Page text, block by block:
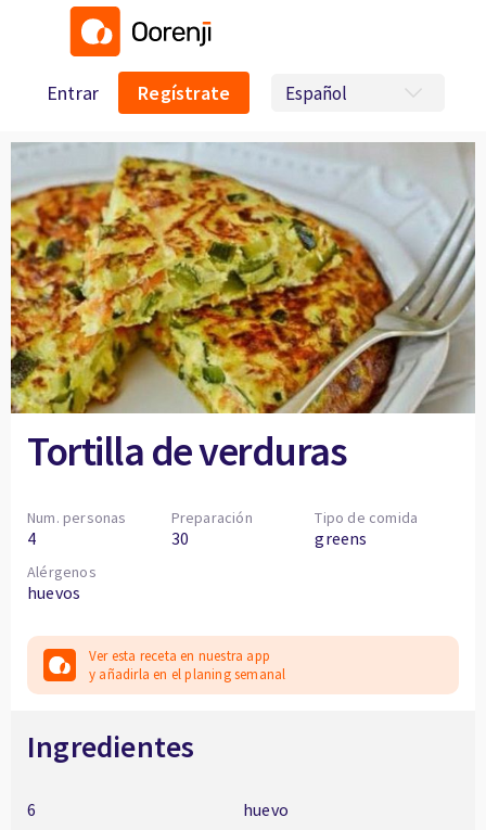
Entrar Regístrate
Tortilla de verduras
Num. personas
4
Preparación
30
Tipo de comida
greens
Alérgenos
huevos
Ver esta receta en nuestra app
y añadirla en el planing semanal
Ingredientes
6
huevo